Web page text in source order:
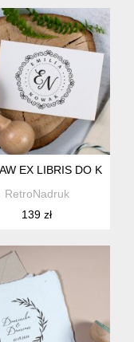
EX LIBRIS DO
RetroNadruk
139 zł